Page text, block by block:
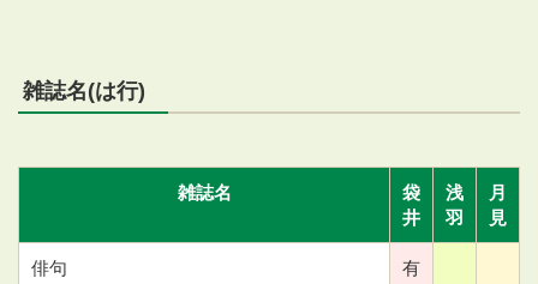
雑誌名(は行)
雑誌名
袋
井
浅
羽
月
見
俳句 有